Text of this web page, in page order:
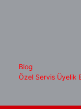
Blog
Özel Servis Üyelik